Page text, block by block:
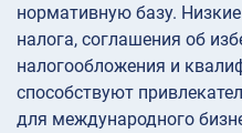
нормативную базу.
налога, соглашения об
налогообложения и
способствуют
для международного